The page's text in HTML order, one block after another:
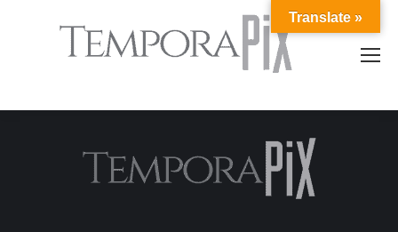
Translate »